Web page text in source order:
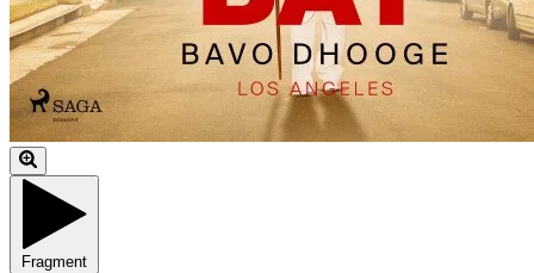
Fragment